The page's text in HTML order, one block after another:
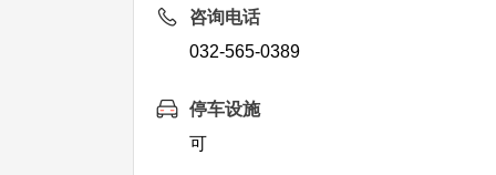
咨询电话
032-565-0389
停车设施
可